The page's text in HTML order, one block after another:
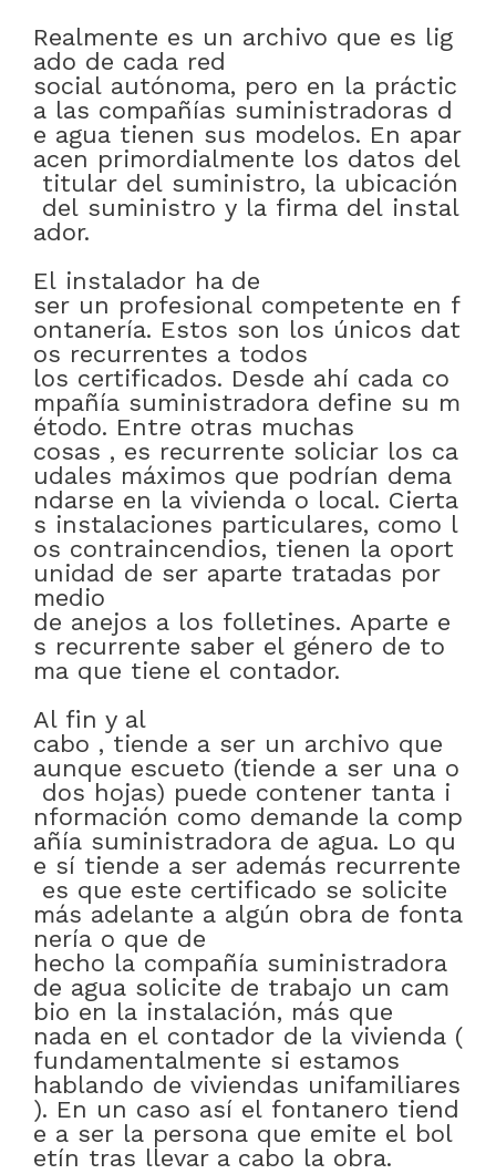
Realmente es un archivo que es lig
ado de cada red
social autónoma, pero en la práctic
a las compañías suministradoras d
e agua tienen sus modelos. En apar
acen primordialmente los datos del
titular del suministro, la ubicación
del suministro y la firma del instal
ador.
El instalador ha de
ser un profesional competente en f
ontanería. Estos son los únicos dat
os recurrentes a todos
los certificados. Desde ahí cada co
mpañía suministradora define su m
étodo. Entre otras muchas
cosas , es recurrente soliciar los ca
udales máximos que podrían dema
ndarse en la vivienda o local. Cierta
s instalaciones particulares, como l
os contraincendios, tienen la oport
unidad de ser aparte tratadas por
medio
de anejos a los folletines. Aparte e
s recurrente saber el género de to
ma que tiene el contador.
Al fin y al
cabo , tiende a ser un archivo que
aunque escueto (tiende a ser una o
dos hojas) puede contener tanta i
nformación como demande la comp
añía suministradora de agua. Lo qu
e sí tiende a ser además recurrente
es que este certificado se solicite
más adelante a algún obra de fonta
nería o que de
hecho la compañía suministradora
de agua solicite de trabajo un cam
bio en la instalación, más que
nada en el contador de la vivienda (
fundamentalmente si estamos
hablando de viviendas unifamiliares
). En un caso así el fontanero tiend
e a ser la persona que emite el bol
etín tras llevar a cabo la obra.